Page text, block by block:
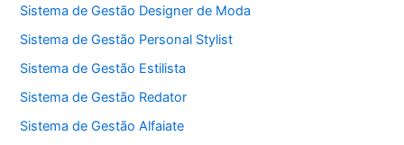
Sistema de Gestão Designer de Moda
Sistema de Gestão Personal Stylist
Sistema de Gestão Estilista
Sistema de Gestão Redator
Sistema de Gestão Alfaiate